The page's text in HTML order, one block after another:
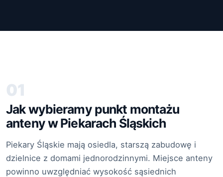
01
Jak wybieramy punkt montażu
anteny w Piekarach Śląskich
Piekary Śląskie mają osiedla, starszą zabudowę i
dzielnice z domami jednorodzinnymi. Miejsce anteny
powinno uwzględniać wysokość sąsiednich